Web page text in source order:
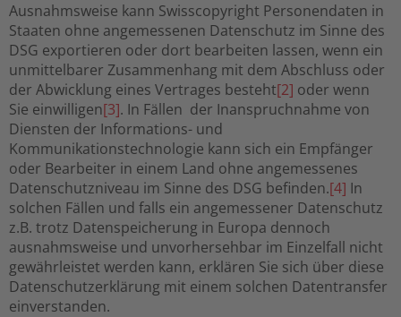
Ausnahmsweise kann Swisscopyright Personendaten in
Staaten ohne angemessenen Datenschutz im Sinne des
DSG exportieren oder dort bearbeiten lassen, wenn ein
unmittelbarer Zusammenhang mit dem Abschluss oder
der Abwicklung eines Vertrages besteht[2] oder wenn
Sie einwilligen[3]. In Fällen der Inanspruchnahme von
Diensten der Informations- und
Kommunikationstechnologie kann sich ein Empfänger
oder Bearbeiter in einem Land ohne angemessenes
Datenschutzniveau im Sinne des DSG befinden.[4] In
solchen Fällen und falls ein angemessener Datenschutz
z.B. trotz Datenspeicherung in Europa dennoch
ausnahmsweise und unvorhersehbar im Einzelfall nicht
gewährleistet werden kann, erklären Sie sich über diese
Datenschutzerklärung mit einem solchen Datentransfer
einverstanden.